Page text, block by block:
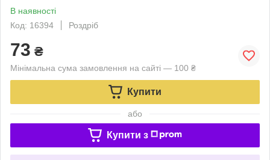
В наявності
Код: 16394
Роздріб
73 ₴
Мінімальна сума замовлення на сайті — 100 ₴
Купити
або
Купити з